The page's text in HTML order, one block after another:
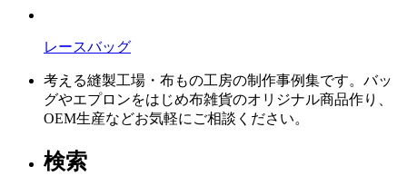
レースバッグ
考える縫製工場・布もの工房の制作事例集です。バッ
グやエプロンをはじめ布雑貨のオリジナル商品作り、
OEM生産などお気軽にご相談ください。
検索